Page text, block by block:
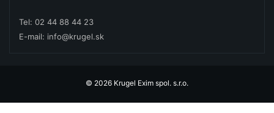
Tel: 02 44 88 44 23
E-mail: info@krugel.sk
© 2026 Krugel Exim spol. s.r.o.